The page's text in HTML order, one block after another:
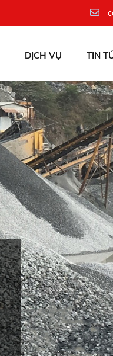
DỊCH VỤ TIN